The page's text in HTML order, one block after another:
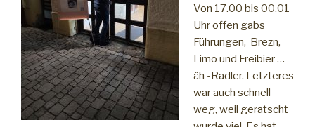
Von 17.00 bis 00.01
Uhr offen gabs
Führungen, Brezn,
Limo und Freibier …
äh -Radler. Letzteres
war auch schnell
weg, weil geratscht